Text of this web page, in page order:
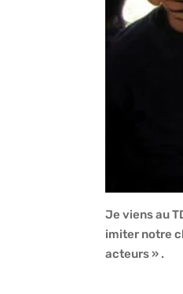
Je viens au
imiter notre
acteurs » .